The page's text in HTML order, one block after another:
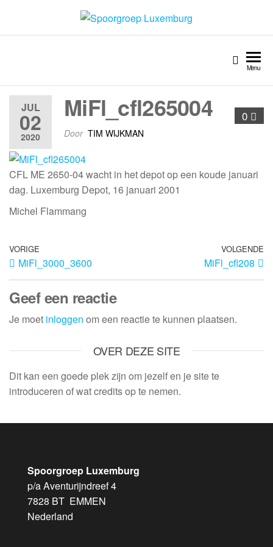
Spoorgroep Luxemburg
Menu
JUL
02
2020
0
MiFl_cfl265004
Door TIM WIJKMAN
CFL ME 2650-04 wacht in het depot op een koude januari
dag. Luxemburg Depot, 16 januari 2001
Michel Flammang
VORIGE
MiFl_3000_3600
VOLGENDE
MiFl_cfl208
Geef een reactie
Je moet inloggen om een reactie te kunnen plaatsen.
OVER DEZE SITE
Dit kan een goede plek zijn om jezelf en je site te
introduceren of wat credits op te nemen.
Spoorgroep Luxemburg
p/a Aventurijndreef 4
7828 BT EMMEN
Nederland